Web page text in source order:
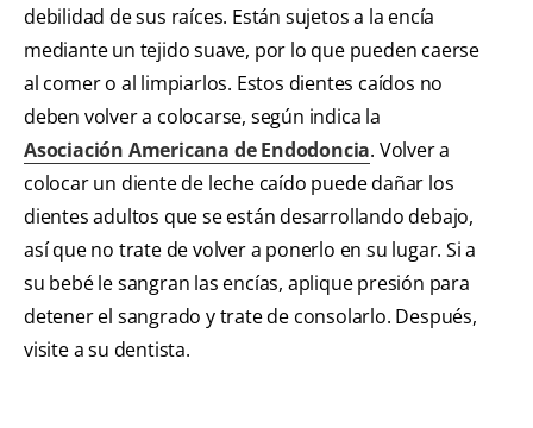
debilidad de sus raíces. Están sujetos a la encía
mediante un tejido suave, por lo que pueden caerse
al comer o al limpiarlos. Estos dientes caídos no
deben volver a colocarse, según indica la
Asociación Americana de Endodoncia. Volver a
colocar un diente de leche caído puede dañar los
dientes adultos que se están desarrollando debajo,
así que no trate de volver a ponerlo en su lugar. Si a
su bebé le sangran las encías, aplique presión para
detener el sangrado y trate de consolarlo. Después,
visite a su dentista.